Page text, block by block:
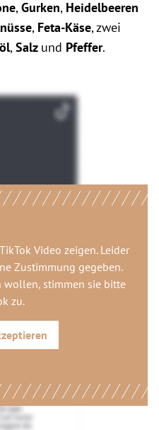
,Gurken, Heidelbeeren
, Feta-Käse, zwei
,Salz und Pfeffer.
Video zeigen. Leider
Zustimmung gegeben.
wollen, stimmen sie bitte
zu.